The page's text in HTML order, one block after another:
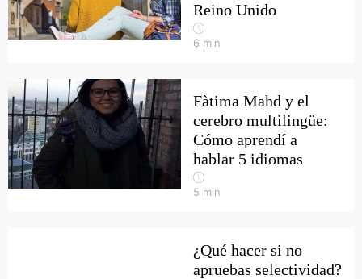
Reino Unido
6 min
Fàtima Mahd y el
cerebro multilingüe:
Cómo aprendí a
hablar 5 idiomas
5 min
¿Qué hacer si no
apruebas selectividad?